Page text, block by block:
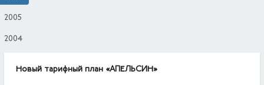
2005
2004
Новый тарифный план «АПЕЛЬСИН»